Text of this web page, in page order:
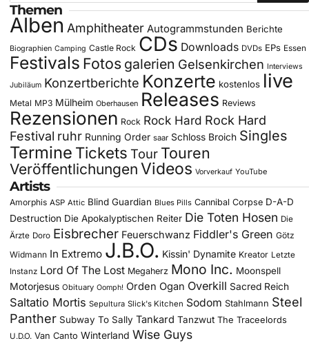
Themen
Alben Amphitheater Autogrammstunden Berichte
Biographien Camping Castle Rock CDs Downloads DVDs EPs Essen
Festivals Fotos galerien Gelsenkirchen Interviews
Jubiläum Konzertberichte Konzerte kostenlos live
Metal MP3 Mülheim Oberhausen Releases Reviews
Rezensionen Rock Rock Hard Rock Hard
Festival ruhr Running Order saar Schloss Broich Singles
Termine Tickets Tour Touren
Veröffentlichungen Videos Vorverkauf YouTube
Artists
Amorphis ASP Attic Blind Guardian Blues Pills Cannibal Corpse D-A-D
Destruction Die Apokalyptischen Reiter Die Toten Hosen Die
Ärzte Doro Eisbrecher Feuerschwanz Fiddler's Green Götz
Widmann In Extremo J.B.O. Kissin' Dynamite Kreator Letzte
Instanz Lord Of The Lost Megaherz Mono Inc. Moonspell
Motorjesus Obituary Oomph! Orden Ogan Overkill Sacred Reich
Saltatio Mortis Sepultura Slick's Kitchen Sodom Stahlmann Steel
Panther Subway To Sally Tankard Tanzwut The Traceelords
U.D.O. Van Canto Winterland Wise Guys